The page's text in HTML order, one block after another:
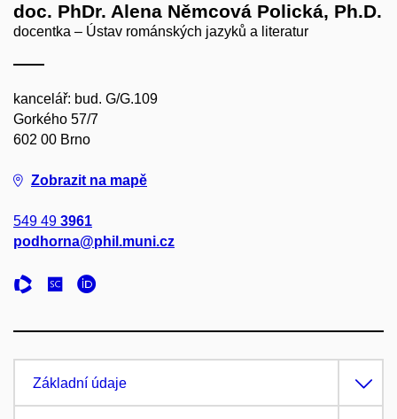
doc. PhDr. Alena Němcová Polická, Ph.D.
docentka – Ústav románských jazyků a literatur
kancelář: bud. G/G.109
Gorkého 57/7
602 00 Brno
Zobrazit na mapě
549 49 3961
podhorna@phil.muni.cz
Základní údaje